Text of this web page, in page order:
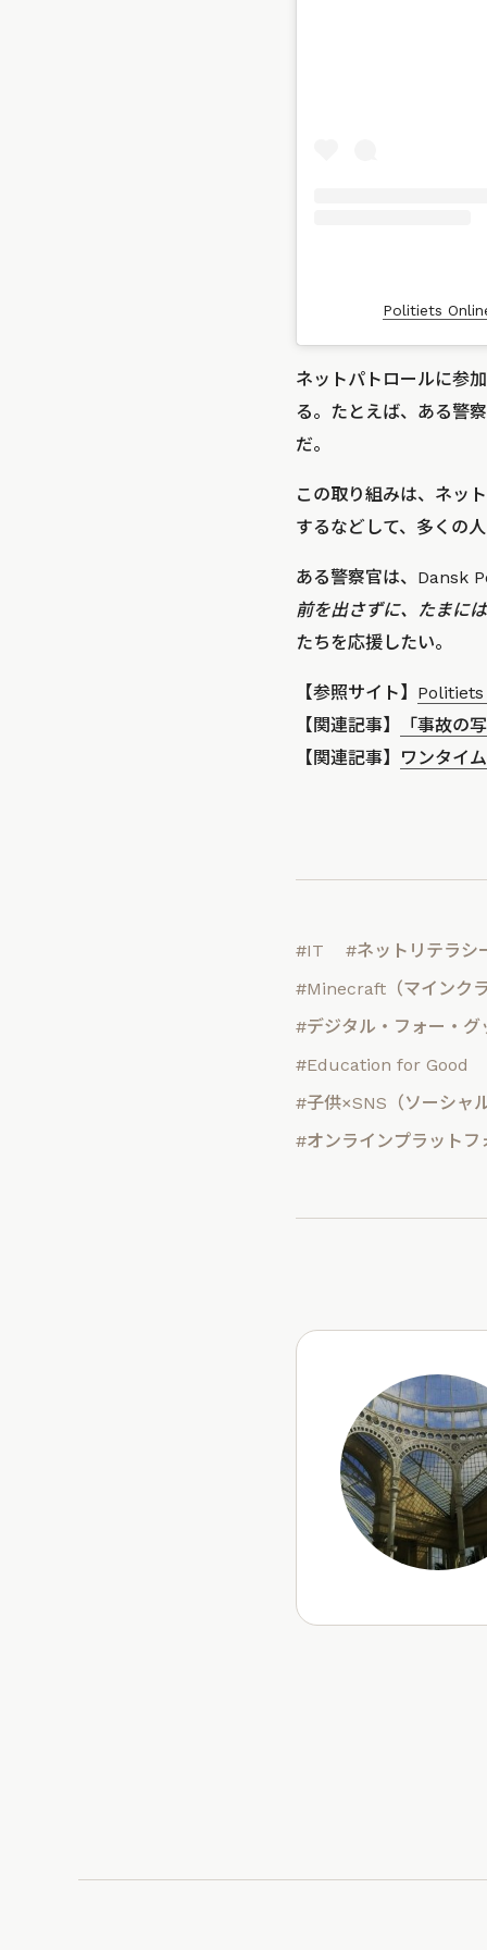
Politiets
ネットパトロールに参
る。たとえば、ある警
だ。
この取り組みは、ネッ
するなどして、多くの
ある警察官は、Dansk
前を出さずに、たまに
たちを応援したい。
【参照サイト】
【関連記事】
「事故の
【関連記事】
ワンタイ
#IT
#ネットリテラシ
#Minecraft（マインク
#デジタル・フォー・グ
#Education for Good
#子供×SNS（ソーシャ
#オンラインプラットフ